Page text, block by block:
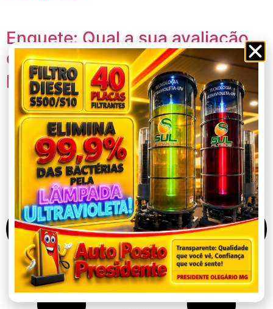
Enquete: Qual a sua avaliação
do primeiro ano de governo do
prefeito João Carlos Castilho